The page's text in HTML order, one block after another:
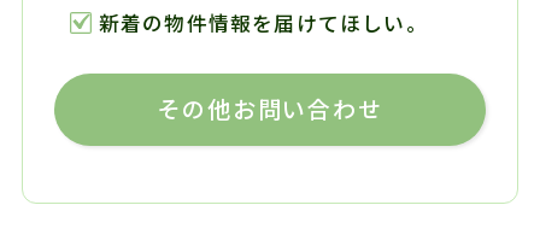
新着の物件情報を届けてほしい。
その他お問い合わせ